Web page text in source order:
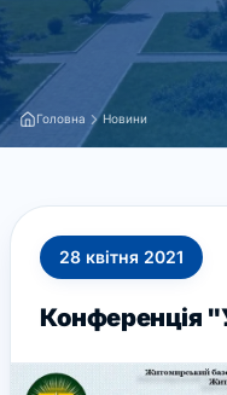
Головна Новини
28 квітня 2021
Конференція "У